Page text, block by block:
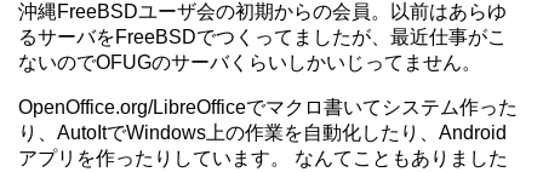
沖縄FreeBSDユーザ会の初期からの会員。以前はあらゆ
るサーバをFreeBSDでつくってましたが、最近仕事がこ
ないのでOFUGのサーバくらいしかいじってません。
OpenOffice.org/LibreOfficeでマクロ書いてシステム作った
り、AutoItでWindows上の作業を自動化したり、Android
アプリを作ったりしています。 なんてこともありました